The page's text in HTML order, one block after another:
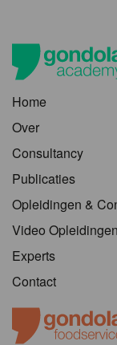
Home
Over
Consultancy
Publicaties
Opleidingen &
Video Opleidingen
Experts
Contact